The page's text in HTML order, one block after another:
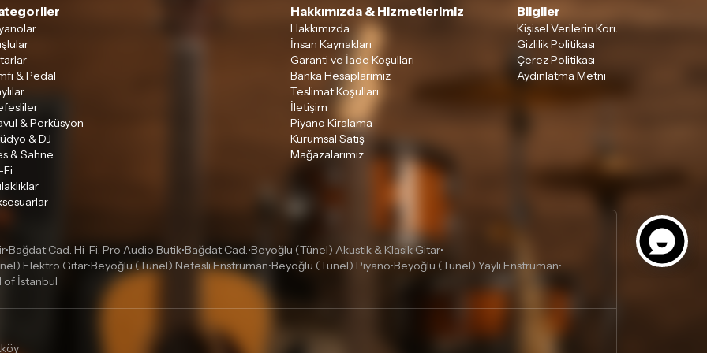
& Pedal
& Perküsyon
& DJ
& Sahne
Fi
Hakkımızda & Hizmetlerimiz
Hakkımızda
İnsan Kaynakları
Garanti ve İade Koşulları
Banka Hesaplarımız
Teslimat Koşulları
İletişim
Piyano Kiralama
Kurumsal Satış
Mağazalarımız
Bilgiler
Kişisel Verilerin Korunması
Gizlilik Politikası
Çerez Politikası
Aydınlatma Metni
•Bağdat Cad. Hi-Fi, Pro Audio Butik•Bağdat Cad.•Beyoğlu (Tünel) Akustik & Klasik Gitar•
Elektro Gitar•Beyoğlu (Tünel) Nefesli Enstrüman•Beyoğlu (Tünel) Piyano•Beyoğlu (Tünel) Yaylı Enstrüman•
of İstanbul